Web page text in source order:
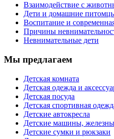
Взаимодействие с
Дети и домашние
Воспитание и
Причины
Невнимательные дети
Мы предлагаем
Детская комната
Детская одежда и
Детская посуда
Детская спортивная
Детские автокресла
Детские машины,
Детские сумки и рюкзаки